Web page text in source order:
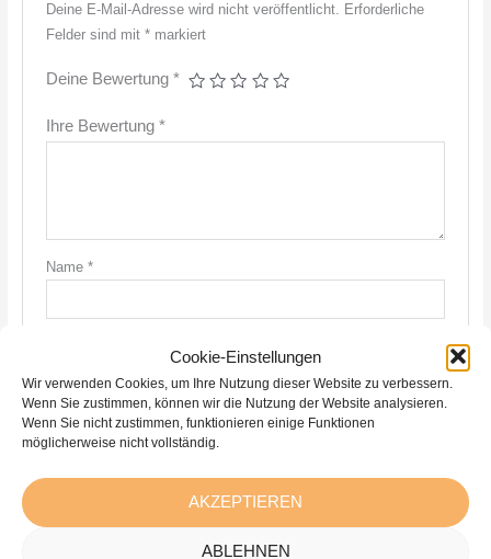
Cookie-Einstellungen
Wir verwenden Cookies, um Ihre Nutzung dieser Website zu verbessern.
Wenn Sie zustimmen, können wir die Nutzung der Website analysieren.
Wenn Sie nicht zustimmen, funktionieren einige Funktionen
möglicherweise nicht vollständig.
AKZEPTIEREN
ABLEHNEN
Deine E-Mail-Adresse wird nicht veröffentlicht. Erforderliche
Felder sind mit *markiert
Deine Bewertung *
Ihre Bewertung *
Name *
Meinen Namen, meine E-Mail-Adresse und meine Website
in diesem Browser für die nächste Kommentierung speichern.